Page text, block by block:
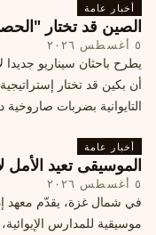
أخبار عامة
الصين قد تختار
٥ أغسطس ٢٠٢٦
يطرح باحثان سيناريو جديدا
أن بكين قد تختار
التايوانية بضربات صاروخية
أخبار عامة
الموسيقى تعيد
٥ أغسطس ٢٠٢٦
في شمال غزة، يقدّم معهد
موسيقية للمدارس